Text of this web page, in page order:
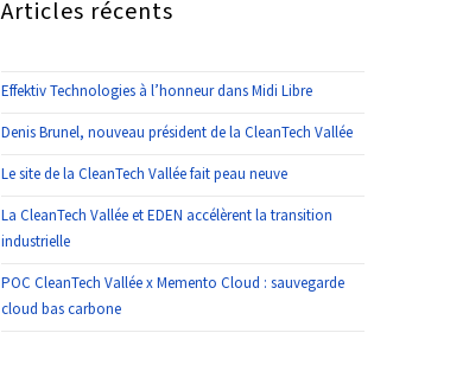
Articles récents
Effektiv Technologies à l’honneur dans Midi Libre
Denis Brunel, nouveau président de la CleanTech Vallée
Le site de la CleanTech Vallée fait peau neuve
La CleanTech Vallée et EDEN accélèrent la transition
industrielle
POC CleanTech Vallée x Memento Cloud : sauvegarde
cloud bas carbone